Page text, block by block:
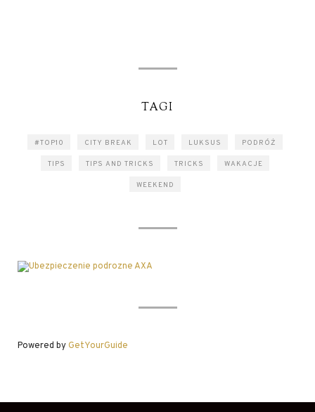
TAGI
#TOP10 CITY BREAK LOT LUKSUS PODRÓŻ
TIPS TIPS AND TRICKS TRICKS WAKACJE
WEEKEND
Powered byGetYourGuide